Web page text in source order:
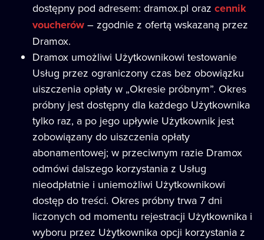
dostępny pod adresem: dramox.pl oraz cennik
voucherów – zgodnie z ofertą wskazaną przez
Dramox.
Dramox umożliwi Użytkownikowi testowanie
Usług przez ograniczony czas bez obowiązku
uiszczenia opłaty w „Okresie próbnym”. Okres
próbny jest dostępny dla każdego Użytkownika
tylko raz, a po jego upływie Użytkownik jest
zobowiązany do uiszczenia opłaty
abonamentowej; w przeciwnym razie Dramox
odmówi dalszego korzystania z Usług
nieodpłatnie i uniemożliwi Użytkownikowi
dostęp do treści. Okres próbny trwa 7 dni
liczonych od momentu rejestracji Użytkownika i
wyboru przez Użytkownika opcji korzystania z